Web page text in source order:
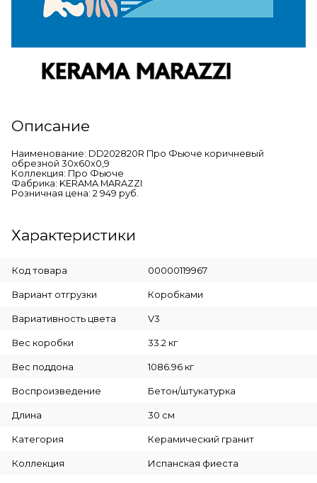
Описание
Наименование: DD202820R Про Фьюче коричневый
обрезной 30x60x0,9
Коллекция: Про Фьюче
Фабрика: KERAMA MARAZZI
Розничная цена: 2 949 руб.
Характеристики
Код товара 00000119967
Вариант отгрузки Коробками
Вариативность цвета V3
Вес коробки 33.2 кг
Вес поддона 1086.96 кг
Воспроизведение Бетон/штукатурка
Длина 30 см
Категория Керамический гранит
Коллекция Испанская фиеста